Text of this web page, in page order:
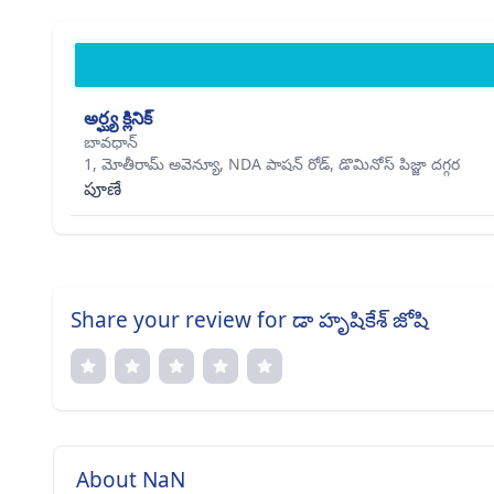
అర్ఘ్య క్లినిక్
బావధాన్
1, మోతీరామ్ అవెన్యూ, NDA పాషన్ రోడ్, డొమినోస్ పిజ్జా దగ్గర
పూణే
Share your review for డా హృషికేశ్ జోషి
About NaN